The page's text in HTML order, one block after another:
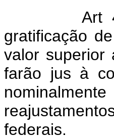
Art 4º -
gratificação
valor superior
farão jus à
federais.